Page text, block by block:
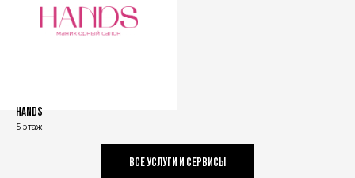
HANDS
5 этаж
ВСЕ УСЛУГИ И СЕРВИСЫ